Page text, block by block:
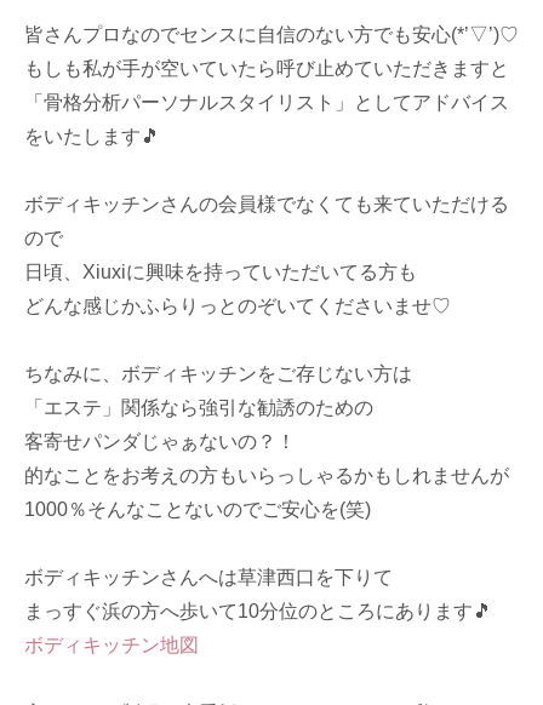
皆さんプロなのでセンスに自信のない方でも安心(*’▽’)♡
もしも私が手が空いていたら呼び止めていただきますと
「骨格分析パーソナルスタイリスト」としてアドバイス
をいたします🎵
ボディキッチンさんの会員様でなくても来ていただける
ので
日頃、Xiuxiに興味を持っていただいてる方も
どんな感じかふらりっとのぞいてくださいませ♡
ちなみに、ボディキッチンをご存じない方は
「エステ」関係なら強引な勧誘のための
客寄せパンダじゃぁないの？！
的なことをお考えの方もいらっしゃるかもしれませんが
1000％そんなことないのでご安心を(笑)
ボディキッチンさんへは草津西口を下りて
まっすぐ浜の方へ歩いて10分位のところにあります🎵
ボディキッチン地図